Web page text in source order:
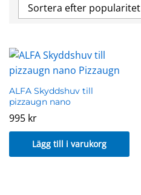
Sortera efter popularitet
ALFA Skyddshuv till
pizzaugn nano
995 kr
Lägg till i varukorg